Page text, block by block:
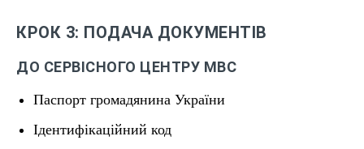
КРОК 3: ПОДАЧА ДОКУМЕНТІВ
ДО СЕРВІСНОГО ЦЕНТРУ МВС
Паспорт громадянина України
Ідентифікаційний код